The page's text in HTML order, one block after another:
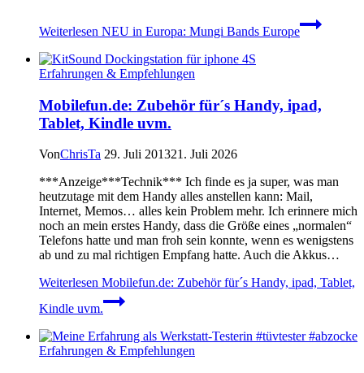
Weiterlesen NEU in Europa: Mungi Bands Europe
Erfahrungen & Empfehlungen
Mobilefun.de: Zubehör für´s Handy, ipad,
Tablet, Kindle uvm.
VonChrisTa 29. Juli 201321. Juli 2026
***Anzeige***Technik*** Ich finde es ja super, was man
heutzutage mit dem Handy alles anstellen kann: Mail,
Internet, Memos… alles kein Problem mehr. Ich erinnere mich
noch an mein erstes Handy, dass die Größe eines „normalen“
Telefons hatte und man froh sein konnte, wenn es wenigstens
ab und zu mal richtigen Empfang hatte. Auch die Akkus…
Weiterlesen Mobilefun.de: Zubehör für´s Handy, ipad, Tablet,
Kindle uvm.
Erfahrungen & Empfehlungen